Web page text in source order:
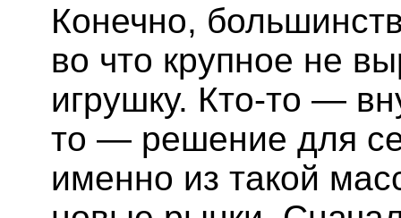
Конечно,
во что крупное не
игрушку. Кто-то —
то — решение для
именно из такой